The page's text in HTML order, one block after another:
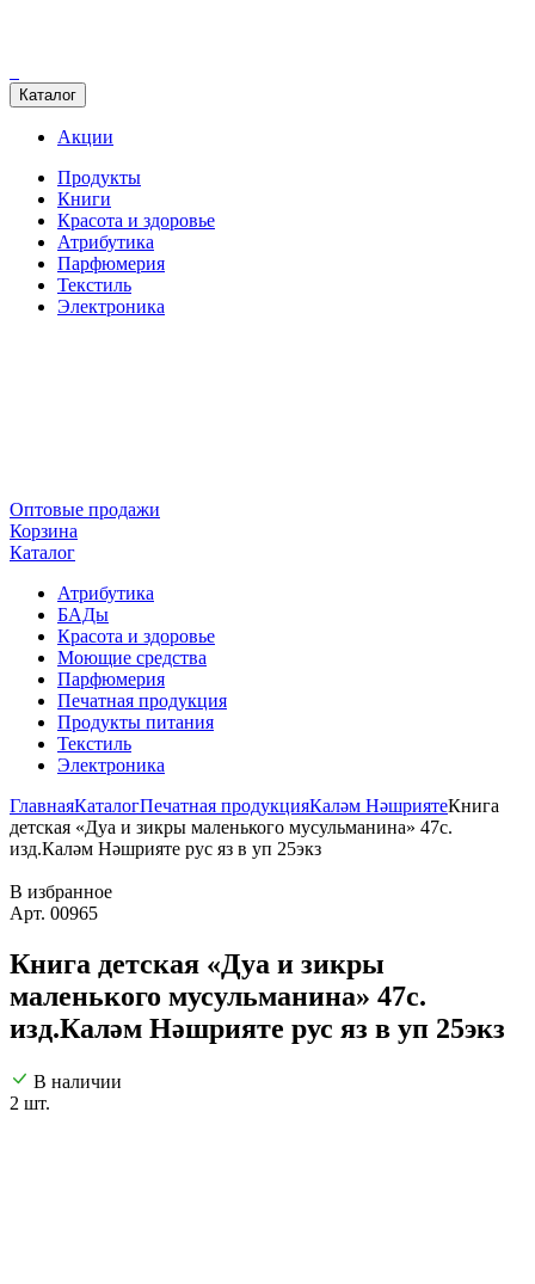
Каталог
Акции
Продукты
Книги
Красота и здоровье
Атрибутика
Парфюмерия
Текстиль
Электроника
Оптовые продажи
Корзина
Каталог
Атрибутика
БАДы
Красота и здоровье
Моющие средства
Парфюмерия
Печатная продукция
Продукты питания
Текстиль
Электроника
ГлавнаяКаталогПечатная продукцияКаләм НәшриятеКнига
детская «Дуа и зикры маленького мусульманина» 47с.
изд.Каләм Нәшрияте рус яз в уп 25экз
В избранное
Арт. 00965
Книга детская «Дуа и зикры
маленького мусульманина» 47с.
изд.Каләм Нәшрияте рус яз в уп 25экз
В наличии
2 шт.